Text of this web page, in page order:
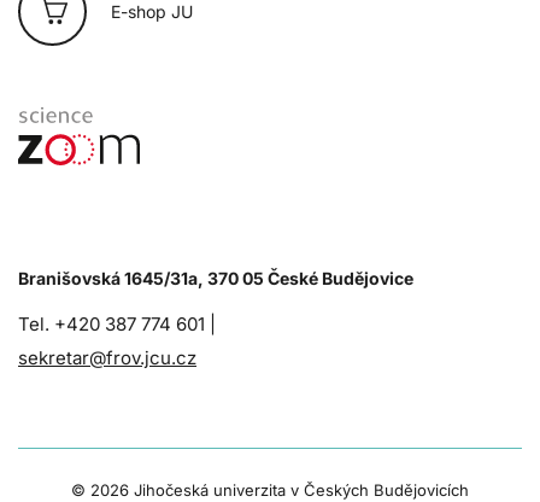
E-shop JU
Branišovská 1645/31a, 370 05 České Budějovice
Tel. +420 387 774 601 |
sekretar@frov.jcu.cz
© 2026 Jihočeská univerzita v Českých Budějovicích